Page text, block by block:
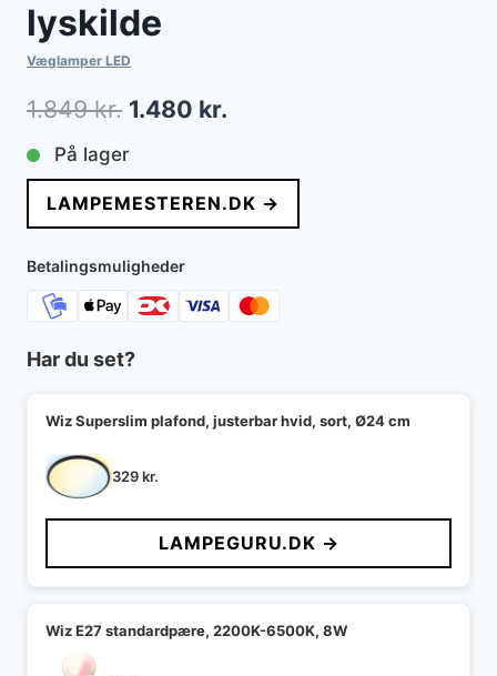
lyskilde
Væglamper LED
1.849kr. Den
oprindelige
pris
var:
1.849 kr..
1.480 kr.
pris
er:
På lager
LAMPEMESTEREN.DK →
Betalingsmuligheder
Har du set?
Wiz Superslim plafond, justerbar hvid, sort, Ø24 cm
329kr.
LAMPEGURU.DK →
Wiz E27 standardpære, 2200K-6500K, 8W